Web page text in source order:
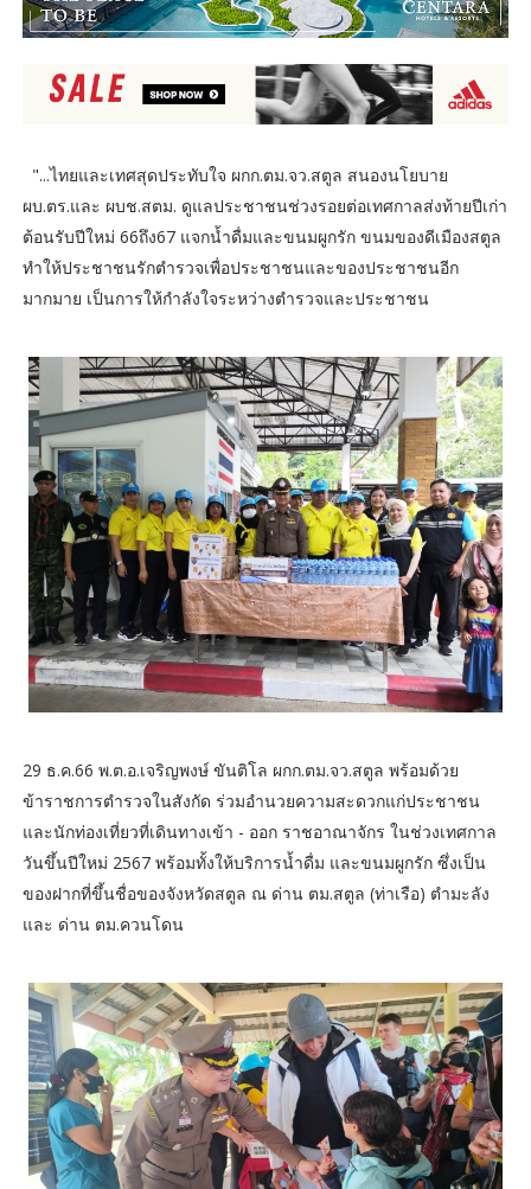
"...ไทยและเทศสุดประทับใจ ผกก.ตม.จว.สตูล สนองนโยบาย
ผบ.ตร.และ ผบช.สตม. ดูแลประชาชนช่วงรอยต่อเทศกาลส่งท้ายปีเก่า
ต้อนรับปีใหม่ 66ถึง67 แจกน้ำดื่มและขนมผูกรัก ขนมของดีเมืองสตูล
ทำให้ประชาชนรักตำรวจเพื่อประชาชนและของประชาชนอีก
มากมาย เป็นการให้กำลังใจระหว่างตำรวจและประชาชน
29 ธ.ค.66 พ.ต.อ.เจริญพงษ์ ขันติโล ผกก.ตม.จว.สตูล พร้อมด้วย
ข้าราชการตำรวจในสังกัด ร่วมอำนวยความสะดวกแก่ประชาชน
และนักท่องเที่ยวที่เดินทางเข้า - ออก ราชอาณาจักร ในช่วงเทศกาล
วันขึ้นปีใหม่ 2567 พร้อมทั้งให้บริการน้ำดื่ม และขนมผูกรัก ซึ่งเป็น
ของฝากที่ขึ้นชื่อของจังหวัดสตูล ณ ด่าน ตม.สตูล (ท่าเรือ) ตำมะลัง
และ ด่าน ตม.ควนโดน